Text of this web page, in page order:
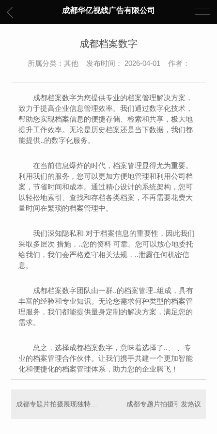
成都华亿视线广告有限公司
成都档案数字
所属分类：其他 发布时间： 2026-04-01 作者：
成都档案数字为您提供专业的档案管理解决方案，
致力于提高企业信息管理效率。我们通过数字化技术，
帮助您实现档案信息的便捷存储、检索和共享，极大地
提升工作效率。无论是历史档案还是当下数据，我们都
能提供..的数字化服务。
在当前信息爆炸的时代，档案管理显得尤为重要。
利用我们的服务，您可以更加方便地管理和利用公司档
案，节省时间和成本。通过精心设计的系统架构，您可
以轻松地索引、查找和存档各类档案，不再需要花费大
量时间在繁琐的档案管理中。
我们深知隐私和 对于档案信息的重要性，因此我们
采取多层次 措施，..您的资料 可靠。您可以放心地委托
给我们，我们会严格遵守相关法规，..泄露任何机密信
息。
成都档案数字团队由一群..的档案管理..组成，具有
丰富的经验和专业知识。无论您需求何种类型的档案管
理服务，我们都能提供量身定制的解决方案，满足您的
需求。
总之，选择成都档案数字，意味着选择了..、 、专
业的档案管理合作伙伴。让我们携手共建一个更加智能
化和便捷化的档案管理体系，助力您的企业腾飞！
成都专题片拍摄引发热议